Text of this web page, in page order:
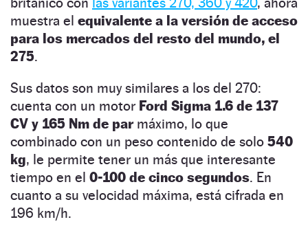
muestra el equivalente a la versión de acceso
para los mercados del resto del mundo, el
275.
Sus datos son muy similares a los del 270:
cuenta con un motor Ford Sigma 1.6 de 137
CV y 165 Nm de parmáximo, lo que
combinado con un peso contenido de solo 540
kg, le permite tener un más que interesante
tiempo en el 0-100 de cinco segundos. En
cuanto a su velocidad máxima, está cifrada en
196 km/h.